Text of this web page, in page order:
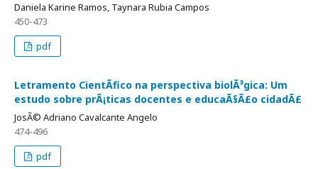
Daniela Karine Ramos, Taynara Rubia Campos
450-473
pdf
Letramento CientÃ­fico na perspectiva biolÃ³gica: Um
estudo sobre prÃ¡ticas docentes e educaÃ§Ã£o cidadÃ£
JosÃ© Adriano Cavalcante Angelo
474-496
pdf